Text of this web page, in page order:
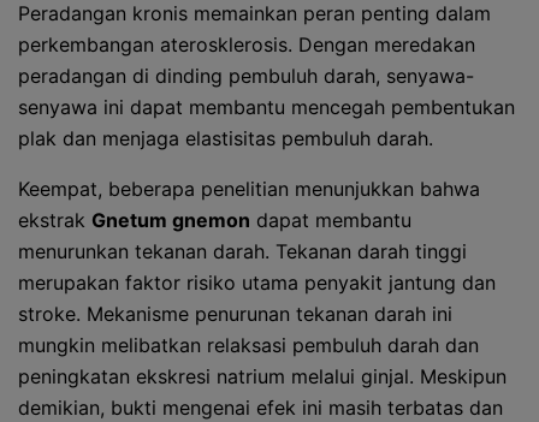
Peradangan kronis memainkan peran penting dalam
perkembangan aterosklerosis. Dengan meredakan
peradangan di dinding pembuluh darah, senyawa-
senyawa ini dapat membantu mencegah pembentukan
plak dan menjaga elastisitas pembuluh darah.
Keempat, beberapa penelitian menunjukkan bahwa
ekstrak Gnetum gnemon dapat membantu
menurunkan tekanan darah. Tekanan darah tinggi
merupakan faktor risiko utama penyakit jantung dan
stroke. Mekanisme penurunan tekanan darah ini
mungkin melibatkan relaksasi pembuluh darah dan
peningkatan ekskresi natrium melalui ginjal. Meskipun
demikian, bukti mengenai efek ini masih terbatas dan